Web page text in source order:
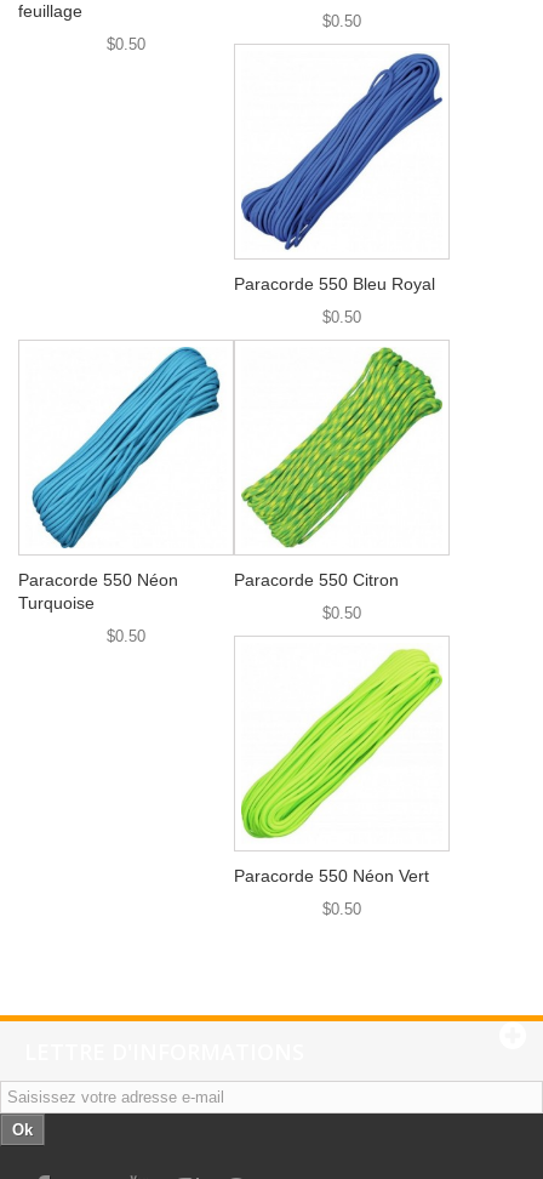
feuillage
$0.50
$0.50
Paracorde 550 Bleu Royal
$0.50
Paracorde 550 Néon
Turquoise
$0.50
Paracorde 550 Citron
$0.50
Paracorde 550 Néon Vert
$0.50
Ok